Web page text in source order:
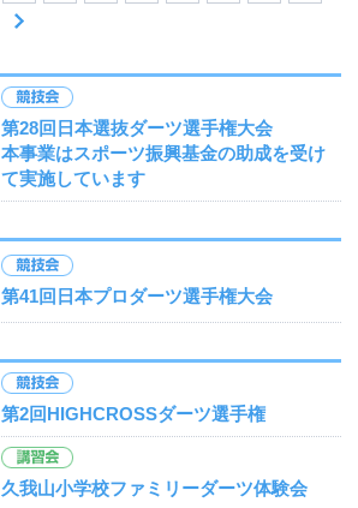
第28回日本選抜ダーツ選手権大会
本事業はスポーツ振興基金の助成を受け
て実施しています
第41回日本プロダーツ選手権大会
第2回HIGHCROSSダーツ選手権
久我山小学校ファミリーダーツ体験会